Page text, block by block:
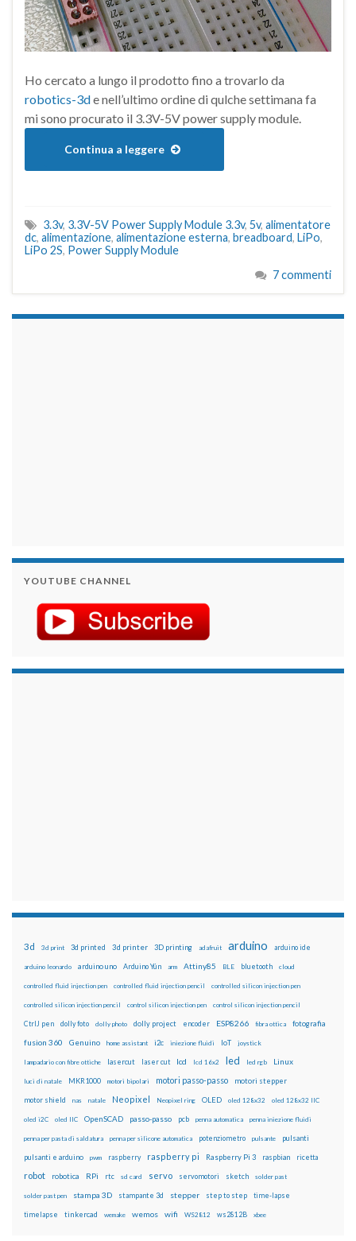
Ho cercato a lungo il prodotto fino a trovarlo da
robotics-3de nell’ultimo ordine di qulche settimana fa
mi sono procurato il 3.3V-5V power supply module.
Continua a leggere
3.3v, 3.3V-5V Power Supply Module 3.3v, 5v, alimentatore
dc, alimentazione, alimentazione esterna, breadboard, LiPo,
LiPo 2S, Power Supply Module
7 commenti
YOUTUBE CHANNEL
3d 3d print 3d printed 3d printer 3D printing adafruit arduino arduino ide
arduino leonardo arduino uno Arduino Yún arm Attiny85 BLE bluetooth cloud
controlled fluid injection pen controlled fluid injection pencil controlled silicon injection pen
controlled silicon injection pencil control silicon injection pen control silicon injection pencil
CtrlJ pen dolly foto dolly photo dolly project encoder ESP8266 fibra ottica fotografia
fusion 360 Genuino home assistant i2c iniezione fluidi IoT joystick
lampadario con fibre ottiche lasercut laser cut lcd lcd 16x2 led led rgb Linux
luci di natale MKR1000 motori bipolari motori passo-passo motori stepper
motor shield nas natale Neopixel Neopixel ring OLED oled 128x32 oled 128x32 IIC
oled i2C oled IIC OpenSCAD passo-passo pcb penna automatica penna iniezione fluidi
penna per pasta di saldatura penna per silicone automatica potenziometro pulsante pulsanti
pulsanti e arduino pwm raspberry raspberry pi Raspberry Pi 3 raspbian ricetta
robot robotica RPi rtc sd card servo servomotori sketch solder past
solder past pen stampa 3D stampante 3d stepper step to step time-lapse
timelapse tinkercad wemake wemos wifi WS2812 ws2812B xbee